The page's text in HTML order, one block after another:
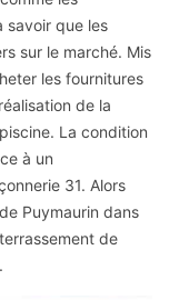
savoir que les
sur le marché. Mis
les fournitures
de la
La condition
à un
31. Alors
Puymaurin dans
de